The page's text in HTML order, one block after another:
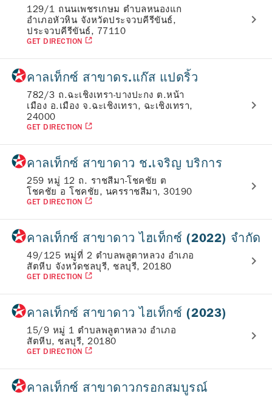
129/1 ถนนเพชรเกษม ตำบลหนองแก
อำเภอหัวหิน จังหวัดประจวบคีรีขันธ์,
ประจวบคีรีขันธ์, 77110
GET DIRECTION
คาลเท็กซ์ สาขาดร.แก๊ส แปดริ้ว
782/3 ถ.ฉะเชิงเทรา-บางปะกง ต.หน้า
เมือง อ.เมือง จ.ฉะเชิงเทรา, ฉะเชิงเทรา,
24000
GET DIRECTION
คาลเท็กซ์ สาขาดาว ช.เจริญ บริการ
259 หมู่ 12 ถ. ราชสีมา-โชคชัย ต
โชคชัย อ โชคชัย, นครราชสีมา, 30190
GET DIRECTION
คาลเท็กซ์ สาขาดาว ไฮเท็กซ์ (2022) จำกัด
49/125 หมู่ที่ 2 ตำบลพลูตาหลวง อำเภอ
สัตหีบ จังหวัดชลบุรี, ชลบุรี, 20180
GET DIRECTION
คาลเท็กซ์ สาขาดาว ไฮเท็กซ์ (2023)
15/9 หมู่ 1 ตำบลพลูตาหลวง อำเภอ
สัตหีบ, ชลบุรี, 20180
GET DIRECTION
คาลเท็กซ์ สาขาดาวกรอกสมบูรณ์